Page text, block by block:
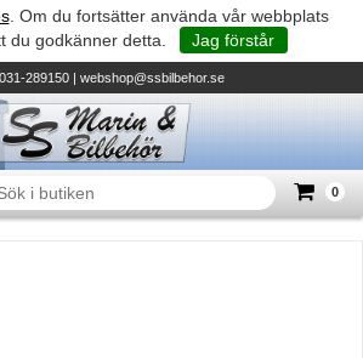
. Om du fortsätter använda vår webbplats
du godkänner detta.
Jag förstår
289150 | webshop@ssbilbehor.se
0